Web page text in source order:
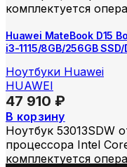
комплектуется
Huawei MateBook D15
i3-1115/8GB/256GB SSD/
Ноутбуки Huawei
HUAWEI
47 910 ₽
В корзину
Ноутбук 53013SDW
процессора Intel
комплектуется